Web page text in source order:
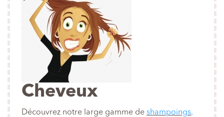
Cheveux
Découvrez notre large gamme de shampoings,